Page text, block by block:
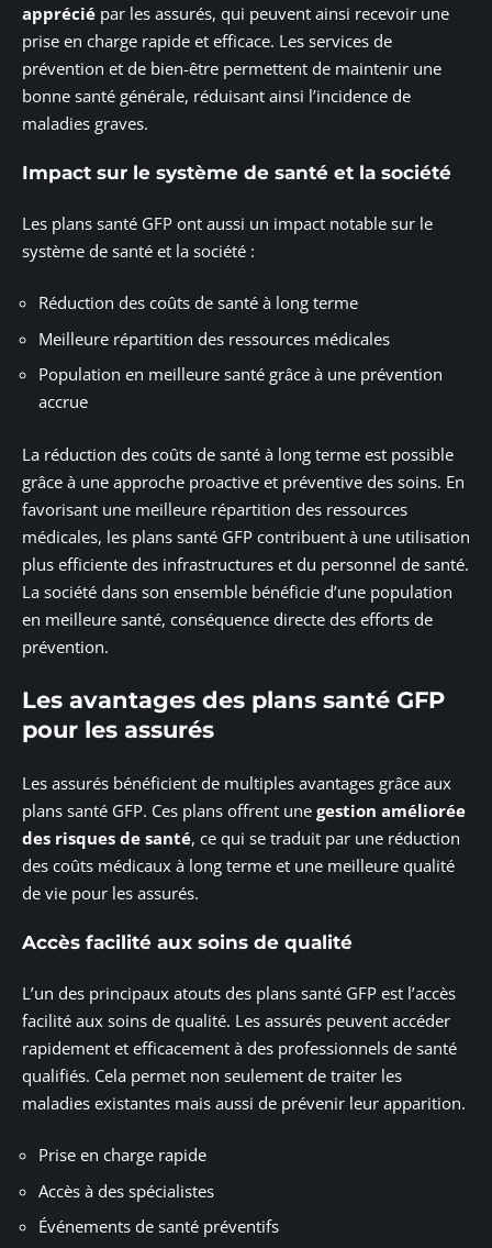
apprécié par les assurés, qui peuvent ainsi recevoir une
prise en charge rapide et efficace. Les services de
prévention et de bien-être permettent de maintenir une
bonne santé générale, réduisant ainsi l’incidence de
maladies graves.
Impact sur le système de santé et la société
Les plans santé GFP ont aussi un impact notable sur le
système de santé et la société :
Réduction des coûts de santé à long terme
Meilleure répartition des ressources médicales
Population en meilleure santé grâce à une prévention
accrue
La réduction des coûts de santé à long terme est possible
grâce à une approche proactive et préventive des soins. En
favorisant une meilleure répartition des ressources
médicales, les plans santé GFP contribuent à une utilisation
plus efficiente des infrastructures et du personnel de santé.
La société dans son ensemble bénéficie d’une population
en meilleure santé, conséquence directe des efforts de
prévention.
Les avantages des plans santé GFP
pour les assurés
Les assurés bénéficient de multiples avantages grâce aux
plans santé GFP. Ces plans offrent une gestion améliorée
des risques de santé, ce qui se traduit par une réduction
des coûts médicaux à long terme et une meilleure qualité
de vie pour les assurés.
Accès facilité aux soins de qualité
L’un des principaux atouts des plans santé GFP est l’accès
facilité aux soins de qualité. Les assurés peuvent accéder
rapidement et efficacement à des professionnels de santé
qualifiés. Cela permet non seulement de traiter les
maladies existantes mais aussi de prévenir leur apparition.
Prise en charge rapide
Accès à des spécialistes
Événements de santé préventifs